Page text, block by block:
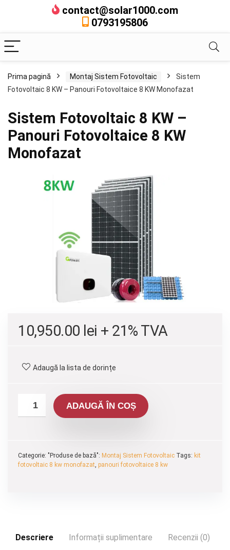
contact@solar1000.com
0793195806
Prima pagină Montaj Sistem Fotovoltaic
Sistem
Fotovoltaic 8 KW – Panouri Fotovoltaice 8 KW Monofazat
Sistem Fotovoltaic 8 KW –
Panouri Fotovoltaice 8 KW
Monofazat
10,950.00 lei + 21% TVA
Adaugă la lista de dorințe
ADAUGĂ ÎN COȘ
Categorie: "Produse de bază": Montaj Sistem Fotovoltaic Tags: kit
fotovoltaic 8 kw monofazat, panouri fotovoltaice 8 kw
Descriere Informații suplimentare Recenzii (0)